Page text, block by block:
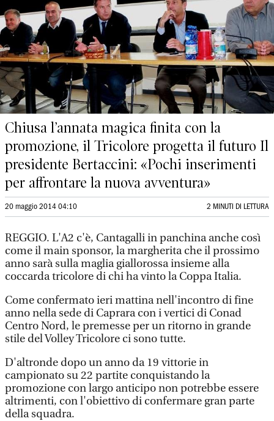
Chiusa l’annata magica finita con la
promozione, il Tricolore progetta il futuro Il
presidente Bertaccini: «Pochi inserimenti
per affrontare la nuova avventura»
20 maggio 2014 04:10 2 MINUTI DI LETTURA
REGGIO. L'A2 c'è, Cantagalli in panchina anche così
come il main sponsor, la margherita che il prossimo
anno sarà sulla maglia giallorossa insieme alla
coccarda tricolore di chi ha vinto la Coppa Italia.
Come confermato ieri mattina nell'incontro di fine
anno nella sede di Caprara con i vertici di Conad
Centro Nord, le premesse per un ritorno in grande
stile del Volley Tricolore ci sono tutte.
D'altronde dopo un anno da 19 vittorie in
campionato su 22 partite conquistando la
promozione con largo anticipo non potrebbe essere
altrimenti, con l'obiettivo di confermare gran parte
della squadra.